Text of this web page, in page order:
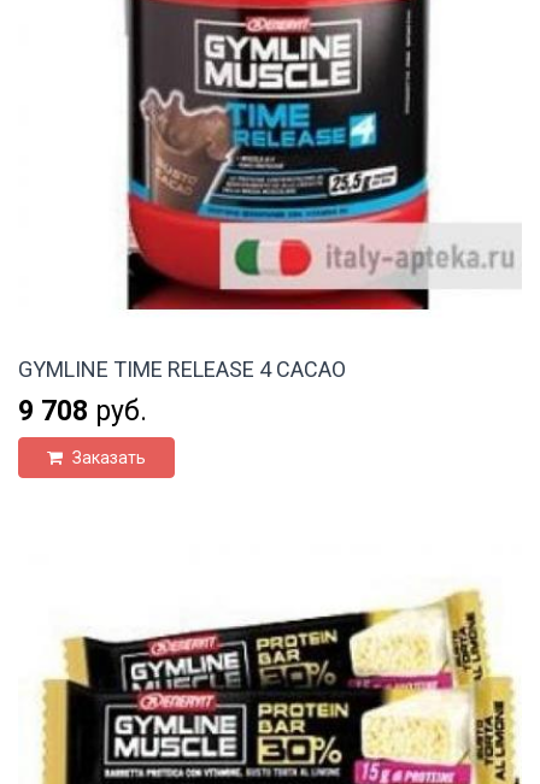
GYMLINE TIME RELEASE 4 CACAO
9 708 руб.
Заказать